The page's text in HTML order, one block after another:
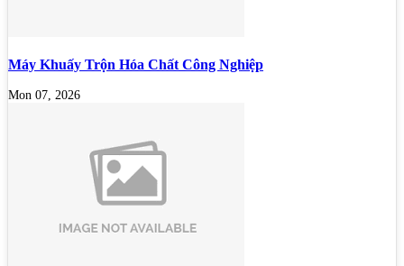
Máy Khuấy Trộn Hóa Chất Công Nghiệp
Mon 07, 2026